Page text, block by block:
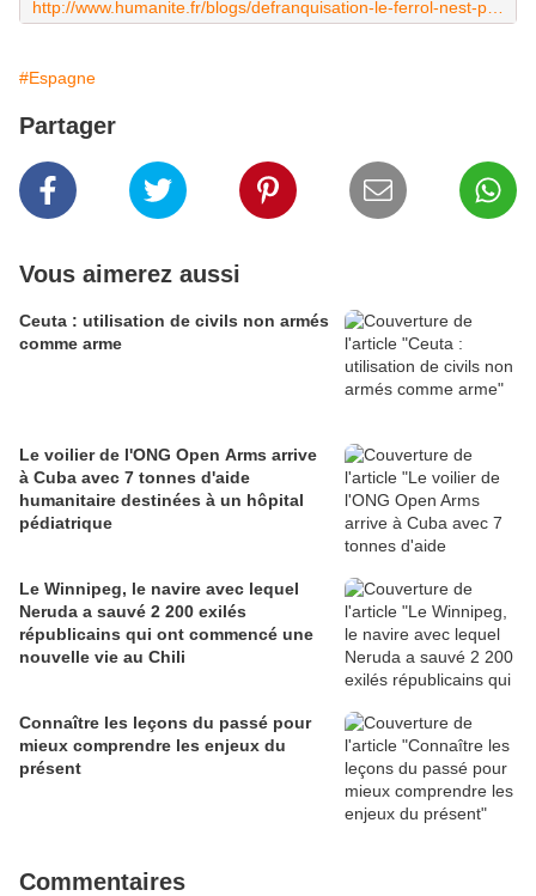
#Espagne
Partager
Vous aimerez aussi
Ceuta : utilisation de civils non armés
comme arme
Le voilier de l'ONG Open Arms arrive
à Cuba avec 7 tonnes d'aide
humanitaire destinées à un hôpital
pédiatrique
Le Winnipeg, le navire avec lequel
Neruda a sauvé 2 200 exilés
républicains qui ont commencé une
nouvelle vie au Chili
Connaître les leçons du passé pour
mieux comprendre les enjeux du
présent
Commentaires